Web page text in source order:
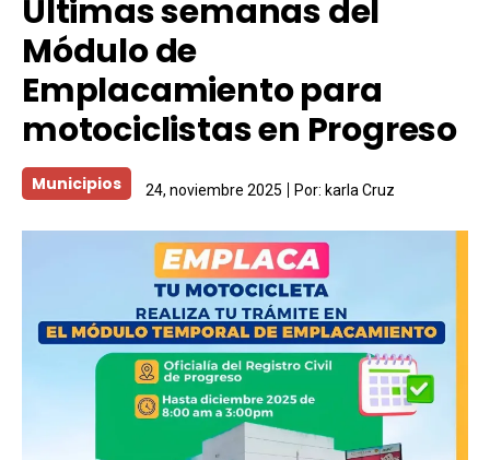
Últimas semanas del
Módulo de
Emplacamiento para
motociclistas en Progreso
Municipios 24, noviembre 2025 Por: karla Cruz